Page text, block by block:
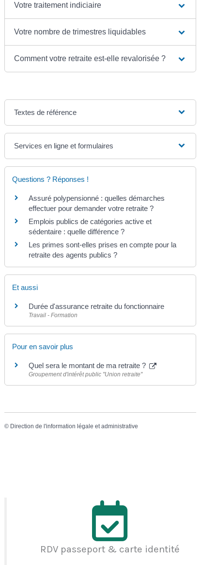
Votre traitement indiciaire
Votre nombre de trimestres liquidables
Comment votre retraite est-elle revalorisée ?
Textes de référence
Services en ligne et formulaires
Questions ? Réponses !
Assuré polypensionné : quelles démarches
effectuer pour demander votre retraite ?
Emplois publics de catégories active et
sédentaire : quelle différence ?
Les primes sont-elles prises en compte pour la
retraite des agents publics ?
Et aussi
Durée d'assurance retraite du fonctionnaire
Travail - Formation
Pour en savoir plus
Quel sera le montant de ma retraite ?
Groupement d'intérêt public "Union retraite"
© Direction de l'information légale et administrative
RDV passeport & carte identité